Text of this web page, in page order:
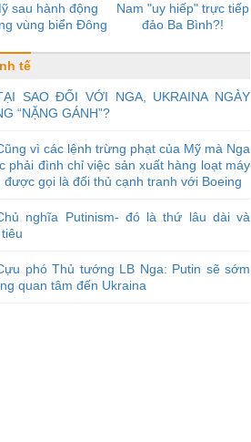
sau hành động
vùng biển Đông
Nam "uy hiếp" trực tiếp
đảo Ba Bình?!
tế
SAO ĐỐI VỚI NGA, UKRAINA NGÀY
“NẶNG GÁNH”?
vì các lệnh trừng phạt của Mỹ mà Nga
phải đình chỉ việc sản xuất hàng loạt máy
được gọi là đối thủ cạnh tranh với Boeing
nghĩa Putinism- đó là thứ lâu dài và
phó Thủ tướng LB Nga: Putin sẽ sớm
quan tâm đến Ukraina